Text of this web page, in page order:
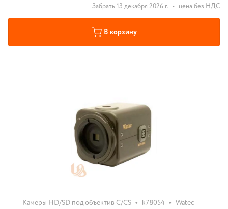
Забрать 13 декабря 2026 г. • цена без НДС
В корзину
Камеры HD/SD под объектив C/CS • k78054 • Watec